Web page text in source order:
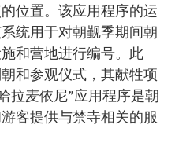
位置。该应用程序的运
统用于对朝觐季期间朝
和营地进行编号。此
和参观仪式，其献牲项
拉麦依尼”应用程序是朝
客提供与禁寺相关的服